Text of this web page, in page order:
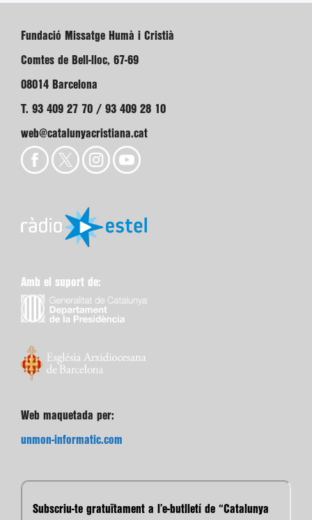
Fundació Missatge Humà i Cristià
Comtes de Bell-lloc, 67-69
08014 Barcelona
T. 93 409 27 70 / 93 409 28 10
web@catalunyacristiana.cat
Amb el suport de:
Web maquetada per:
unmon-informatic.com
Subscriu-te gratuïtament a l’e-butlletí de “Catalunya